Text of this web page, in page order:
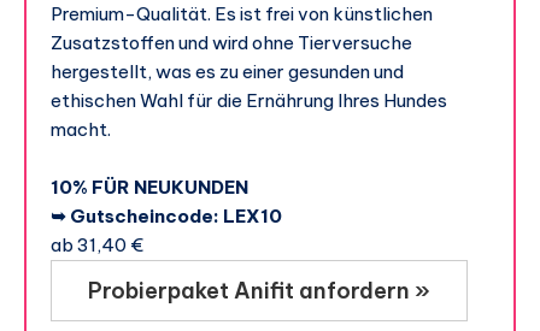
Premium-Qualität. Es ist frei von künstlichen
Zusatzstoffen und wird ohne Tierversuche
hergestellt, was es zu einer gesunden und
ethischen Wahl für die Ernährung Ihres Hundes
macht.
10% FÜR NEUKUNDEN
➥ Gutscheincode: LEX10
ab 31,40 €
Probierpaket Anifit anfordern »